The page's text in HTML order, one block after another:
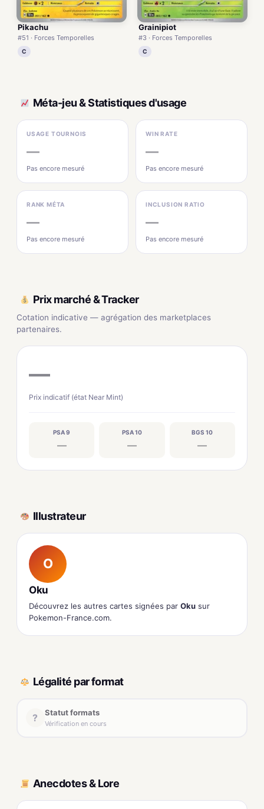
Pikachu
#51 · Forces Temporelles
C
Grainipiot
#3 · Forces Temporelles
C
Méta-jeu & Statistiques d'usage
USAGE TOURNOIS
—
Pas encore mesuré
WIN RATE
—
Pas encore mesuré
RANK MÉTA
—
Pas encore mesuré
INCLUSION RATIO
—
Pas encore mesuré
Prix marché & Tracker
Cotation indicative — agrégation des marketplaces
partenaires.
—
Prix indicatif (état Near Mint)
PSA 9
—
PSA 10
—
BGS 10
—
Illustrateur
O
Oku
Découvrez les autres cartes signées par Oku sur
Pokemon-France.com.
Légalité par format
? Statut formats
Vérification en cours
Anecdotes & Lore